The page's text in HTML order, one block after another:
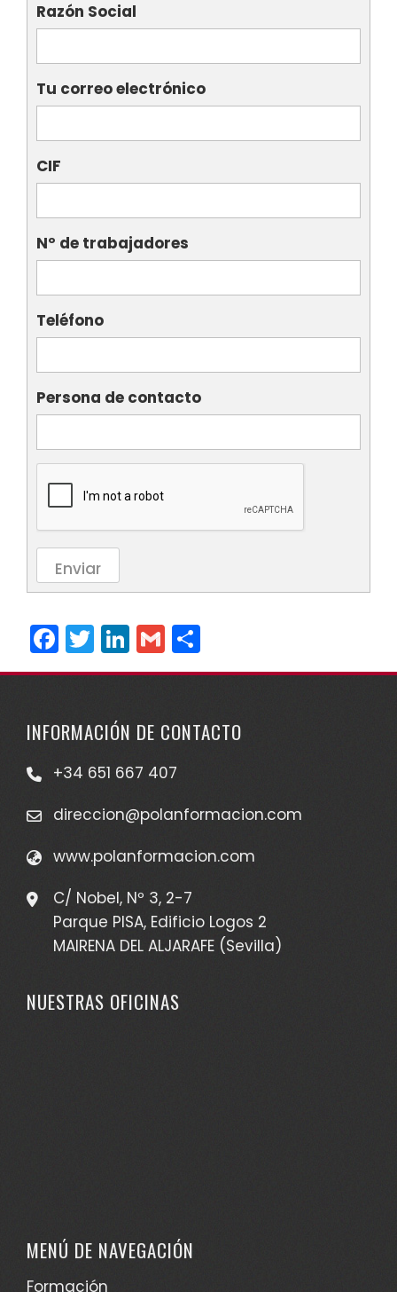
Razón Social
Tu correo electrónico
CIF
Nº de trabajadores
Teléfono
Persona de contacto
Enviar
Facebook
Twitter
LinkedIn
Gmail
INFORMACIÓN DE CONTACTO
+34 651 667 407
direccion@polanformacion.com
www.polanformacion.com
C/ Nobel, Nº 3, 2-7
Parque PISA, Edificio Logos 2
MAIRENA DEL ALJARAFE (Sevilla)
NUESTRAS OFICINAS
MENÚ DE NAVEGACIÓN
Formación